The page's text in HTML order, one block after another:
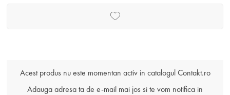
Acest produs nu este momentan activ in catalogul Contakt.ro
Adauga adresa ta de e-mail mai jos si te vom notifica in